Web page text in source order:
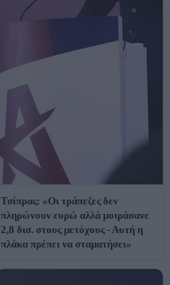
Τσίπρας: «Οι τράπεζες δεν
πληρώνουν ευρώ αλλά μοιράσανε
2,8 δισ. στους μετόχους - Αυτή η
πλάκα πρέπει να σταματήσει»